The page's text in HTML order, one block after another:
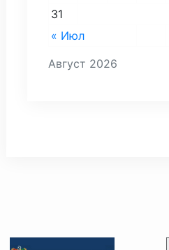
Август 2026
« Июл
31